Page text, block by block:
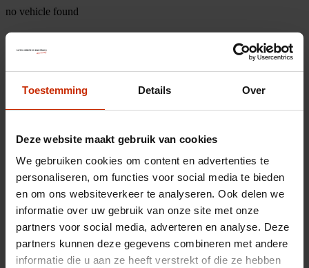
Toestemming Details Over
Deze website maakt gebruik van cookies
We gebruiken cookies om content en advertenties te
personaliseren, om functies voor social media te bieden
en om ons websiteverkeer te analyseren. Ook delen we
informatie over uw gebruik van onze site met onze
partners voor social media, adverteren en analyse. Deze
partners kunnen deze gegevens combineren met andere
informatie die u aan ze heeft verstrekt of die ze hebben
no vehicle found